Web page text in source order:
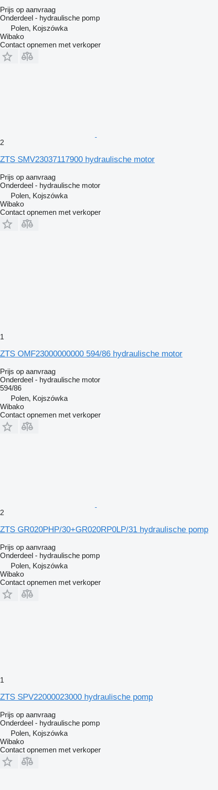
Prijs op aanvraag
Onderdeel - hydraulische pomp
Polen, Kojszówka
Wibako
Contact opnemen met verkoper
2
ZTS SMV23037117900 hydraulische motor
Prijs op aanvraag
Onderdeel - hydraulische motor
Polen, Kojszówka
Wibako
Contact opnemen met verkoper
1
ZTS OMF23000000000 594/86 hydraulische motor
Prijs op aanvraag
Onderdeel - hydraulische motor
594/86
Polen, Kojszówka
Wibako
Contact opnemen met verkoper
2
ZTS GR020PHP/30+GR020RP0LP/31 hydraulische pomp
Prijs op aanvraag
Onderdeel - hydraulische pomp
Polen, Kojszówka
Wibako
Contact opnemen met verkoper
1
ZTS SPV22000023000 hydraulische pomp
Prijs op aanvraag
Onderdeel - hydraulische pomp
Polen, Kojszówka
Wibako
Contact opnemen met verkoper